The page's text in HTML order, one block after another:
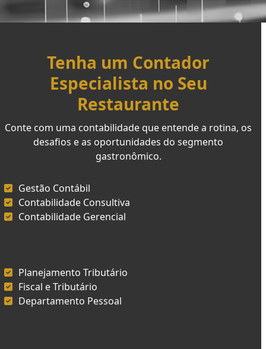
Tenha um Contador
Especialista no Seu
Restaurante
Conte com uma contabilidade que entende a rotina, os
desafios e as oportunidades do segmento
gastronômico.
Gestão Contábil
Contabilidade Consultiva
Contabilidade Gerencial
Planejamento Tributário
Fiscal e Tributário
Departamento Pessoal